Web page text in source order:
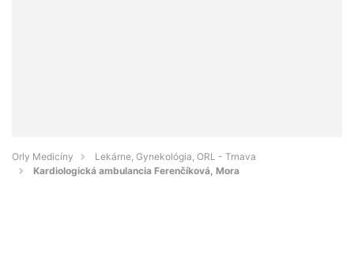
Orly Medicíny
Lekárne, Gynekológia, ORL - Trnava
Kardiologická ambulancia Ferenčíková, Mora